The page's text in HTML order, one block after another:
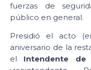
fuerzas de
público en general.
Presidió el acto
aniversario de la
el Intendente de